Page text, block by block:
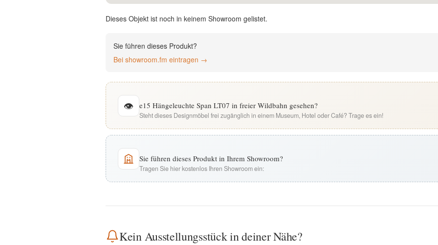
Dieses Objekt ist noch in keinem Showroom gelistet.
Sie führen dieses Produkt?
Bei showroom.fm eintragen →
👁 e15 Hängeleuchte Span LT07 in freier Wildbahn gesehen?
Steht dieses Designmöbel frei zugänglich in einem Museum, Hotel oder Café? Trage es ein!
Sie führen dieses Produkt in Ihrem Showroom?
Tragen Sie hier kostenlos Ihren Showroom ein:
Kein Ausstellungsstück in deiner Nähe?